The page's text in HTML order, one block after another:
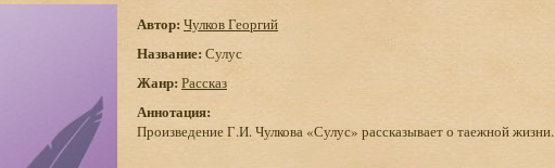
Автор: Чулков Георгий
Название: Сулус
Жанр: Рассказ
Аннотация:
Произведение Г.И. Чулкова «Сулус» рассказывает о таежной жизни.